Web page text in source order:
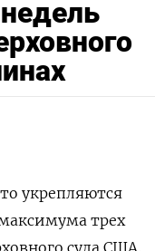
укрепляются
трех
суда США,